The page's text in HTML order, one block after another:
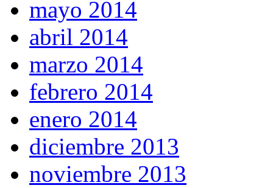
mayo 2014
abril 2014
marzo 2014
febrero 2014
enero 2014
diciembre 2013
noviembre 2013